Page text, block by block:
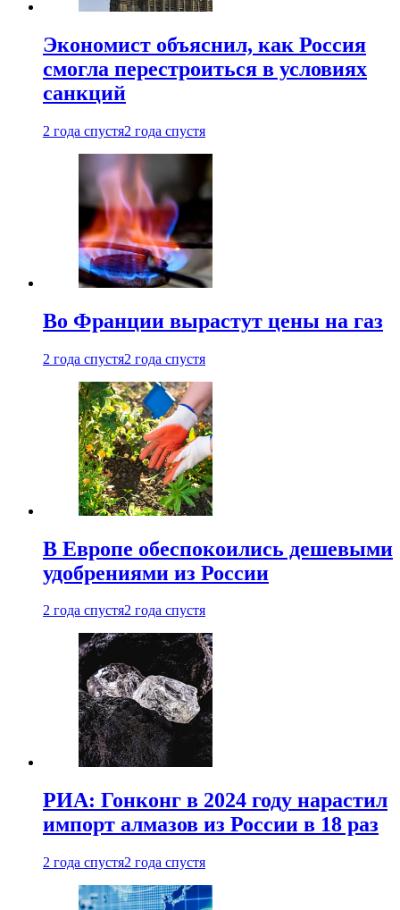
Экономист объяснил, как Россия
смогла перестроиться в условиях
санкций
2 года спустя2 года спустя
Во Франции вырастут цены на газ
2 года спустя2 года спустя
В Европе обеспокоились дешевыми
удобрениями из России
2 года спустя2 года спустя
РИА: Гонконг в 2024 году нарастил
импорт алмазов из России в 18 раз
2 года спустя2 года спустя